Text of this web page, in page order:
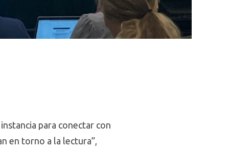
para conectar con
en torno a la lectura”,